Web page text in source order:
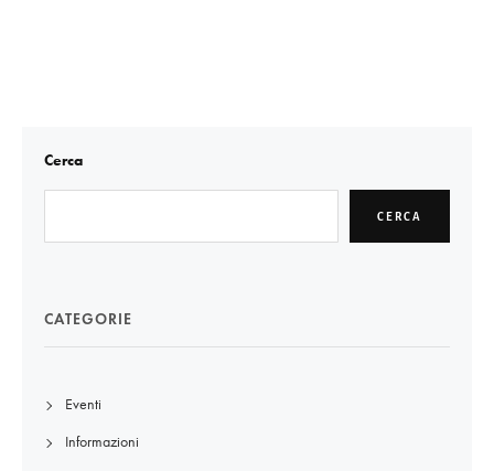
Cerca
CERCA
CATEGORIE
Eventi
Informazioni